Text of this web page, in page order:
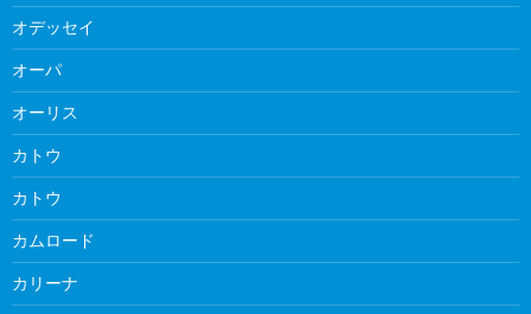
オデッセイ
オーパ
オーリス
カトウ
カトウ
カムロード
カリーナ